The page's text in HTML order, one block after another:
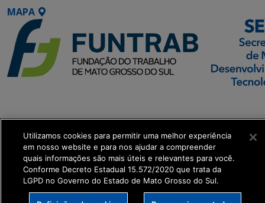
MAPA
Executiva de
Transformação Digital
get_footer();
Utilizamos cookies para permitir uma melhor experiência
em nosso website e para nos ajudar a compreender
quais informações são mais úteis e relevantes para você.
Conforme Decreto Estadual 15.572/2020 que trata da
LGPD no Governo do Estado de Mato Grosso do Sul.